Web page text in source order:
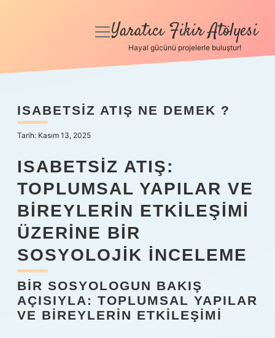
Anasayfa
Yasal Uyarı
menüyü
Yaratıcı Fikir Atölyesi
Hayal gücünü projelerle buluştur!
ISABETSIZ ATIŞ NE DEMEK ?
Tarih: Kasım 13, 2025
ISABETSIZ ATIŞ:
TOPLUMSAL YAPILAR VE
BIREYLERIN ETKILEŞIMI
ÜZERINE BIR
SOSYOLOJIK İNCELEME
BIR SOSYOLOGUN BAKIŞ
AÇISIYLA: TOPLUMSAL YAPILAR
VE BIREYLERIN ETKILEŞIMI